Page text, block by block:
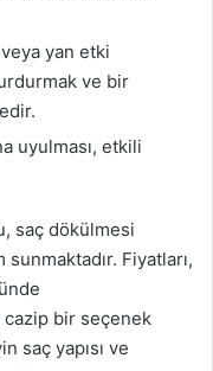
yan etki
ve bir
uyulması, etkili
saç dökülmesi
Fiyatları,
cazip bir seçenek
saç yapısı ve